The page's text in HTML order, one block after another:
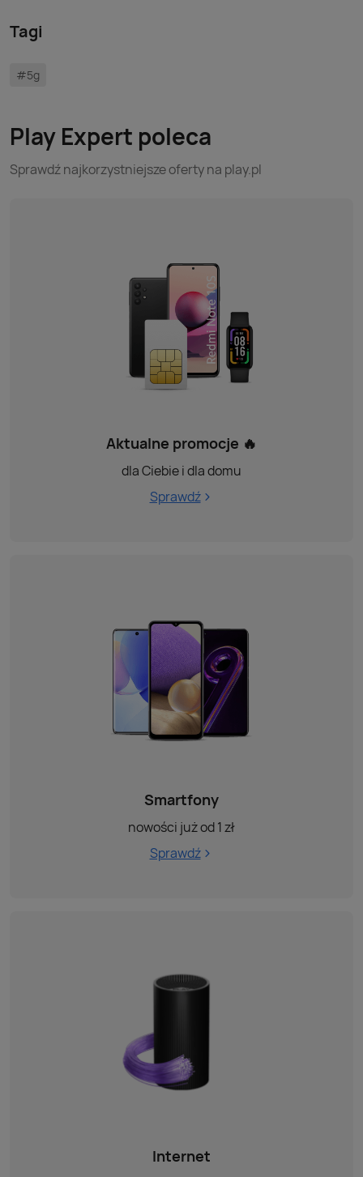
Tagi
#5g
Play Expert poleca
Sprawdź najkorzystniejsze oferty na play.pl
Aktualne promocje 🔥
dla Ciebie i dla domu
Sprawdź
Smartfony
nowości już od 1 zł
Sprawdź
Internet